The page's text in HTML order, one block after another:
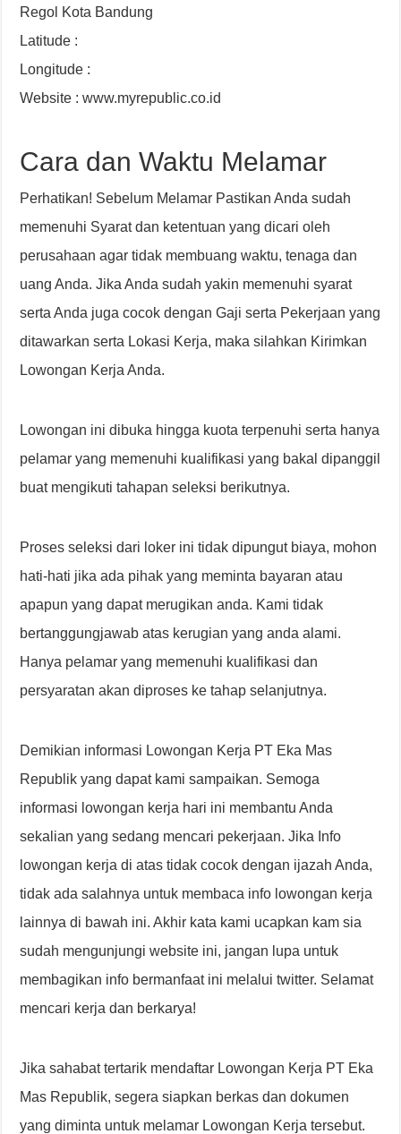
Regol Kota Bandung
Latitude :
Longitude :
Website : www.myrepublic.co.id
Cara dan Waktu Melamar
Perhatikan! Sebelum Melamar Pastikan Anda sudah
memenuhi Syarat dan ketentuan yang dicari oleh
perusahaan agar tidak membuang waktu, tenaga dan
uang Anda. Jika Anda sudah yakin memenuhi syarat
serta Anda juga cocok dengan Gaji serta Pekerjaan yang
ditawarkan serta Lokasi Kerja, maka silahkan Kirimkan
Lowongan Kerja Anda.
Lowongan ini dibuka hingga kuota terpenuhi serta hanya
pelamar yang memenuhi kualifikasi yang bakal dipanggil
buat mengikuti tahapan seleksi berikutnya.
Proses seleksi dari loker ini tidak dipungut biaya, mohon
hati-hati jika ada pihak yang meminta bayaran atau
apapun yang dapat merugikan anda. Kami tidak
bertanggungjawab atas kerugian yang anda alami.
Hanya pelamar yang memenuhi kualifikasi dan
persyaratan akan diproses ke tahap selanjutnya.
Demikian informasi Lowongan Kerja PT Eka Mas
Republik yang dapat kami sampaikan. Semoga
informasi lowongan kerja hari ini membantu Anda
sekalian yang sedang mencari pekerjaan. Jika Info
lowongan kerja di atas tidak cocok dengan ijazah Anda,
tidak ada salahnya untuk membaca info lowongan kerja
lainnya di bawah ini. Akhir kata kami ucapkan kam sia
sudah mengunjungi website ini, jangan lupa untuk
membagikan info bermanfaat ini melalui twitter. Selamat
mencari kerja dan berkarya!
Jika sahabat tertarik mendaftar Lowongan Kerja PT Eka
Mas Republik, segera siapkan berkas dan dokumen
yang diminta untuk melamar Lowongan Kerja tersebut.